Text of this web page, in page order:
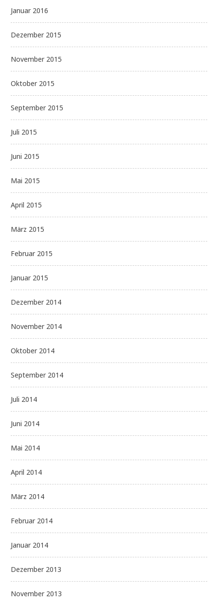
Januar 2016
Dezember 2015
November 2015
Oktober 2015
September 2015
Juli 2015
Juni 2015
Mai 2015
April 2015
März 2015
Februar 2015
Januar 2015
Dezember 2014
November 2014
Oktober 2014
September 2014
Juli 2014
Juni 2014
Mai 2014
April 2014
März 2014
Februar 2014
Januar 2014
Dezember 2013
November 2013